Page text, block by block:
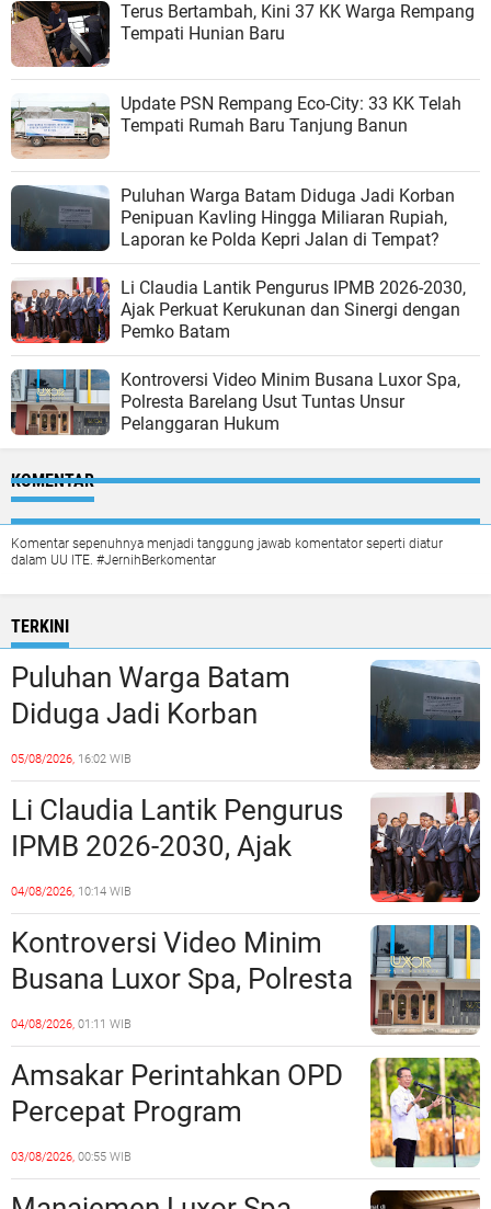
Terus Bertambah, Kini 37 KK Warga Rempang
Tempati Hunian Baru
Update PSN Rempang Eco-City: 33 KK Telah
Tempati Rumah Baru Tanjung Banun
Puluhan Warga Batam Diduga Jadi Korban
Penipuan Kavling Hingga Miliaran Rupiah,
Laporan ke Polda Kepri Jalan di Tempat?
Li Claudia Lantik Pengurus IPMB 2026-2030,
Ajak Perkuat Kerukunan dan Sinergi dengan
Pemko Batam
Kontroversi Video Minim Busana Luxor Spa,
Polresta Barelang Usut Tuntas Unsur
Pelanggaran Hukum
KOMENTAR
Komentar sepenuhnya menjadi tanggung jawab komentator seperti diatur
dalam UU ITE. #JernihBerkomentar
TERKINI
Puluhan Warga Batam
Diduga Jadi Korban
Penipuan Kavling Hingga
Miliaran Rupiah, Laporan ke
Polda Kepri Jalan di
Tempat?
05/08/2026, 16:02 WIB
Li Claudia Lantik Pengurus
IPMB 2026-2030, Ajak
Perkuat Kerukunan dan
Sinergi dengan Pemko
Batam
04/08/2026, 10:14 WIB
Kontroversi Video Minim
Busana Luxor Spa, Polresta
Barelang Usut Tuntas
Unsur Pelanggaran Hukum
04/08/2026, 01:11 WIB
Amsakar Perintahkan OPD
Percepat Program
Prioritas, Targetkan
Realisasi Pembangunan
03/08/2026, 00:55 WIB